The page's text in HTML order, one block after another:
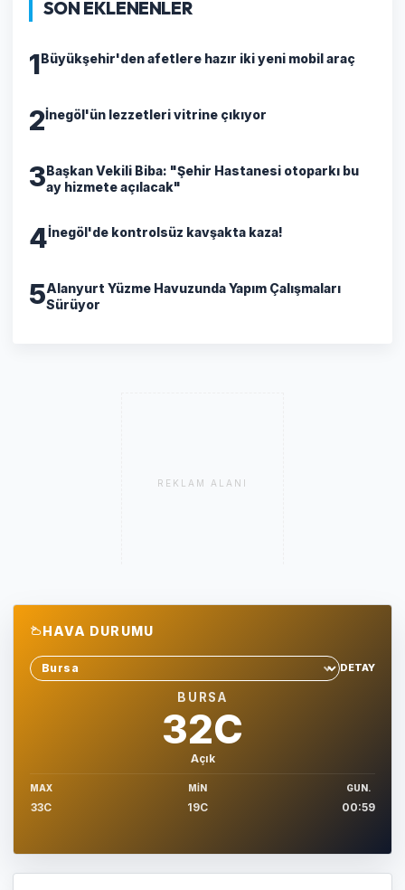
SON EKLENENLER
1 Büyükşehir'den afetlere hazır iki yeni mobil araç
2İnegöl'ün lezzetleri vitrine çıkıyor
3 Başkan Vekili Biba: "Şehir Hastanesi otoparkı bu
ay hizmete açılacak"
4İnegöl'de kontrolsüz kavşakta kaza!
5Alanyurt Yüzme Havuzunda Yapım Çalışmaları
Sürüyor
REKLAM ALANI
HAVA DURUMU
Sehir sec
DETAY
BURSA
32C
Açık
MAX
33C
MIN
19C
GUN.
00:59